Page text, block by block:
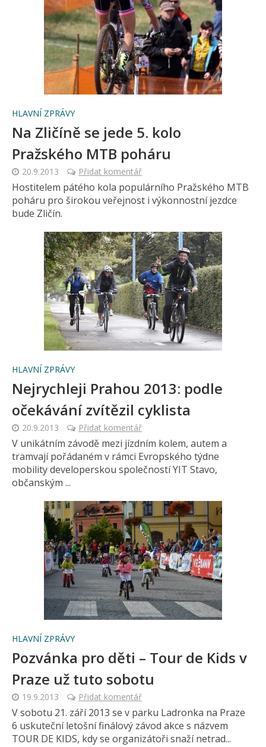
HLAVNÍ ZPRÁVY
Na Zličíně se jede 5. kolo
Pražského MTB poháru
20.9.2013 Přidat komentář
Hostitelem pátého kola populárního Pražského MTB
poháru pro širokou veřejnost i výkonnostní jezdce
bude Zličín.
HLAVNÍ ZPRÁVY
Nejrychleji Prahou 2013: podle
očekávání zvítězil cyklista
20.9.2013 Přidat komentář
V unikátním závodě mezi jízdním kolem, autem a
tramvají pořádaném v rámci Evropského týdne
mobility developerskou společností YIT Stavo,
občanským ...
HLAVNÍ ZPRÁVY
Pozvánka pro děti – Tour de Kids v
Praze už tuto sobotu
19.9.2013 Přidat komentář
V sobotu 21. září 2013 se v parku Ladronka na Praze
6 uskuteční letošní finálový závod akce s názvem
TOUR DE KIDS, kdy se organizátoři snaží netrad...